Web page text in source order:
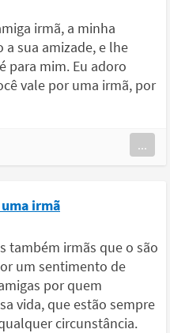
irmã, a minha
sua amizade, e lhe
para mim. Eu adoro
vale por uma irmã, por
...
irmã
também irmãs que o são
um sentimento de
por quem
vida, que estão sempre
circunstância.